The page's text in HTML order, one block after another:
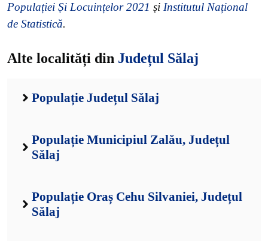
Populației Și Locuințelor 2021 și Institutul Național
de Statistică.
Alte localități din Județul Sălaj
Populație Județul Sălaj
Populație Municipiul Zalău, Județul
Sălaj
Populație Oraș Cehu Silvaniei, Județul
Sălaj